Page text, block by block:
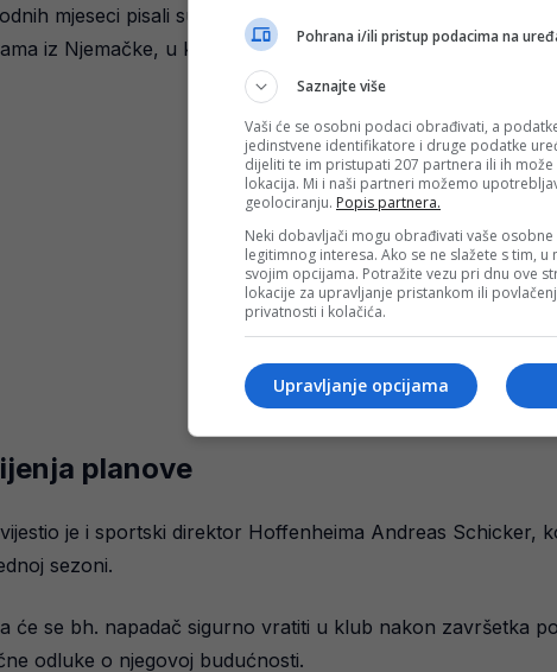
mjeseci pisali su da Hoffenheim planira prodati bh.
iz Njemačke, u klubu sada ozbiljno razmatraju
planove
je i sportski direktor Hoffenheima Andreas Schicker,
sezoni.
će se bh. napadač sigurno vratiti u klub nakon završetka
odluke o njegovoj budućnosti.
Pohrana i/ili pristup podacima na
Saznajte više
Vaši će se osobni podaci obrađivati, a
jedinstvene identifikatore i druge podatke
dijeliti te im pristupati 207 partnera ili ih
lokacija. Mi i naši partneri možemo
geolociranju. Popis partnera.
Neki dobavljači mogu obrađivati vaše
legitimnog interesa. Ako se ne slažete s tim,
svojim opcijama. Potražite vezu pri dnu ove
lokacije za upravljanje pristankom ili
privatnosti i kolačića.
Upravljanje opcijama